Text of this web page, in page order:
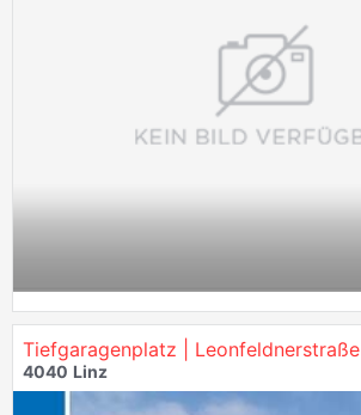
Tiefgaragenplatz | Leonfeldnerstraße
4040 Linz